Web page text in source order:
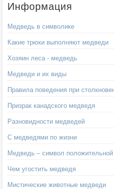
Информация
Медведь в символике
Какие трюки выполняют медведи
Хозяин леса - медведь
Медведи и их виды
Правила поведения при
Призрак канадского медведя
Разновидности медведей
С медведями по жизни
Медведь – символ
Чем угостить медведя
Мистические животные медведи